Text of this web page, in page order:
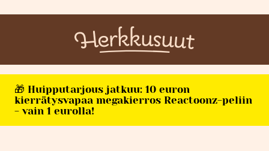
🎁 Huipputarjous jatkuu: 10 euron
kierrätysvapaa megakierros Reactoonz-peliin
- vain 1 eurolla!